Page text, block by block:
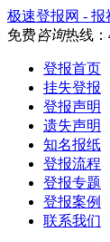
极速登报网 - 报
免费咨询热线：
登报首页
挂失登报
登报声明
遗失声明
知名报纸
登报流程
登报专题
登报案例
联系我们